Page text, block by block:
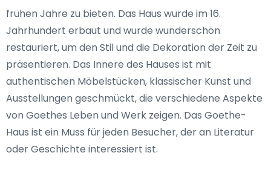
frühen Jahre zu bieten. Das Haus wurde im 16.
Jahrhundert erbaut und wurde wunderschön
restauriert, um den Stil und die Dekoration der Zeit zu
präsentieren. Das Innere des Hauses ist mit
authentischen Möbelstücken, klassischer Kunst und
Ausstellungen geschmückt, die verschiedene Aspekte
von Goethes Leben und Werk zeigen. Das Goethe-
Haus ist ein Muss für jeden Besucher, der an Literatur
oder Geschichte interessiert ist.